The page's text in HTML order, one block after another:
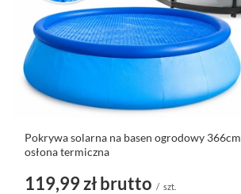
Pokrywa solarna na basen ogrodowy 366cm
osłona termiczna
119,99 złbrutto / szt.